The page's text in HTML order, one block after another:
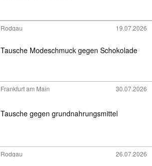
Rodgau 19.07.2026
Tausche Modeschmuck gegen Schokolade
Frankfurt am Main 30.07.2026
Tausche gegen grundnahrungsmittel
Rodgau 26.07.2026